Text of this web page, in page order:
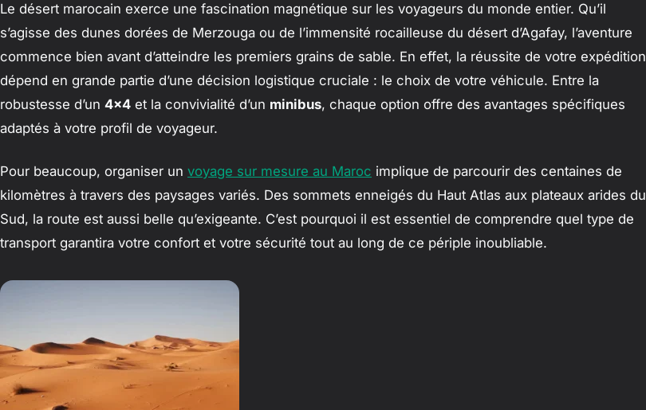
Le désert marocain exerce une fascination magnétique sur les voyageurs du monde entier. Qu’il
s’agisse des dunes dorées de Merzouga ou de l’immensité rocailleuse du désert d’Agafay, l’aventure
commence bien avant d’atteindre les premiers grains de sable. En effet, la réussite de votre expédition
dépend en grande partie d’une décision logistique cruciale : le choix de votre véhicule. Entre la
robustesse d’un 4×4 et la convivialité d’un minibus, chaque option offre des avantages spécifiques
adaptés à votre profil de voyageur.
Pour beaucoup, organiser un voyage sur mesure au Maroc implique de parcourir des centaines de
kilomètres à travers des paysages variés. Des sommets enneigés du Haut Atlas aux plateaux arides du
Sud, la route est aussi belle qu’exigeante. C’est pourquoi il est essentiel de comprendre quel type de
transport garantira votre confort et votre sécurité tout au long de ce périple inoubliable.